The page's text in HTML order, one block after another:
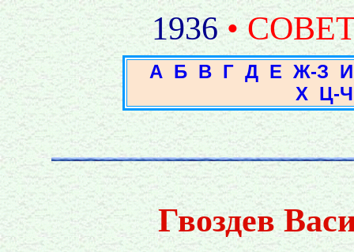
1936 •
А Б В Г Д Е Ж-З И
Х Ц-Ч
Гвоздев